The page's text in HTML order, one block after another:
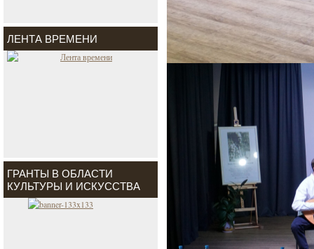
ЛЕНТА ВРЕМЕНИ
ГРАНТЫ В ОБЛАСТИ
КУЛЬТУРЫ И ИСКУССТВА